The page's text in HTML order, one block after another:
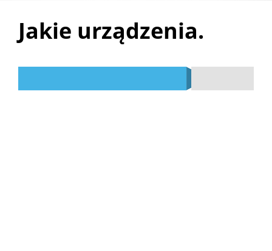
Jakie urządzenia.